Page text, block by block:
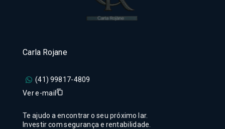
Carla Rojane
(41) 99817-4809
Ver e-mail
Te ajudo a encontrar o seu próximo lar.
Investir com segurança e rentabilidade.